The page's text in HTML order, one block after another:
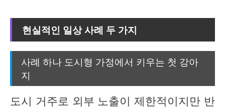
현실적인 일상 사례 두 가지
사례 하나 도시형 가정에서 키우는 첫 강아
지
도시 거주로 외부 노출이 제한적이지만 반